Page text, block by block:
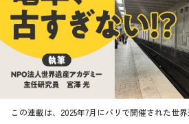
この連載は、2025年7月にパリで開催された世